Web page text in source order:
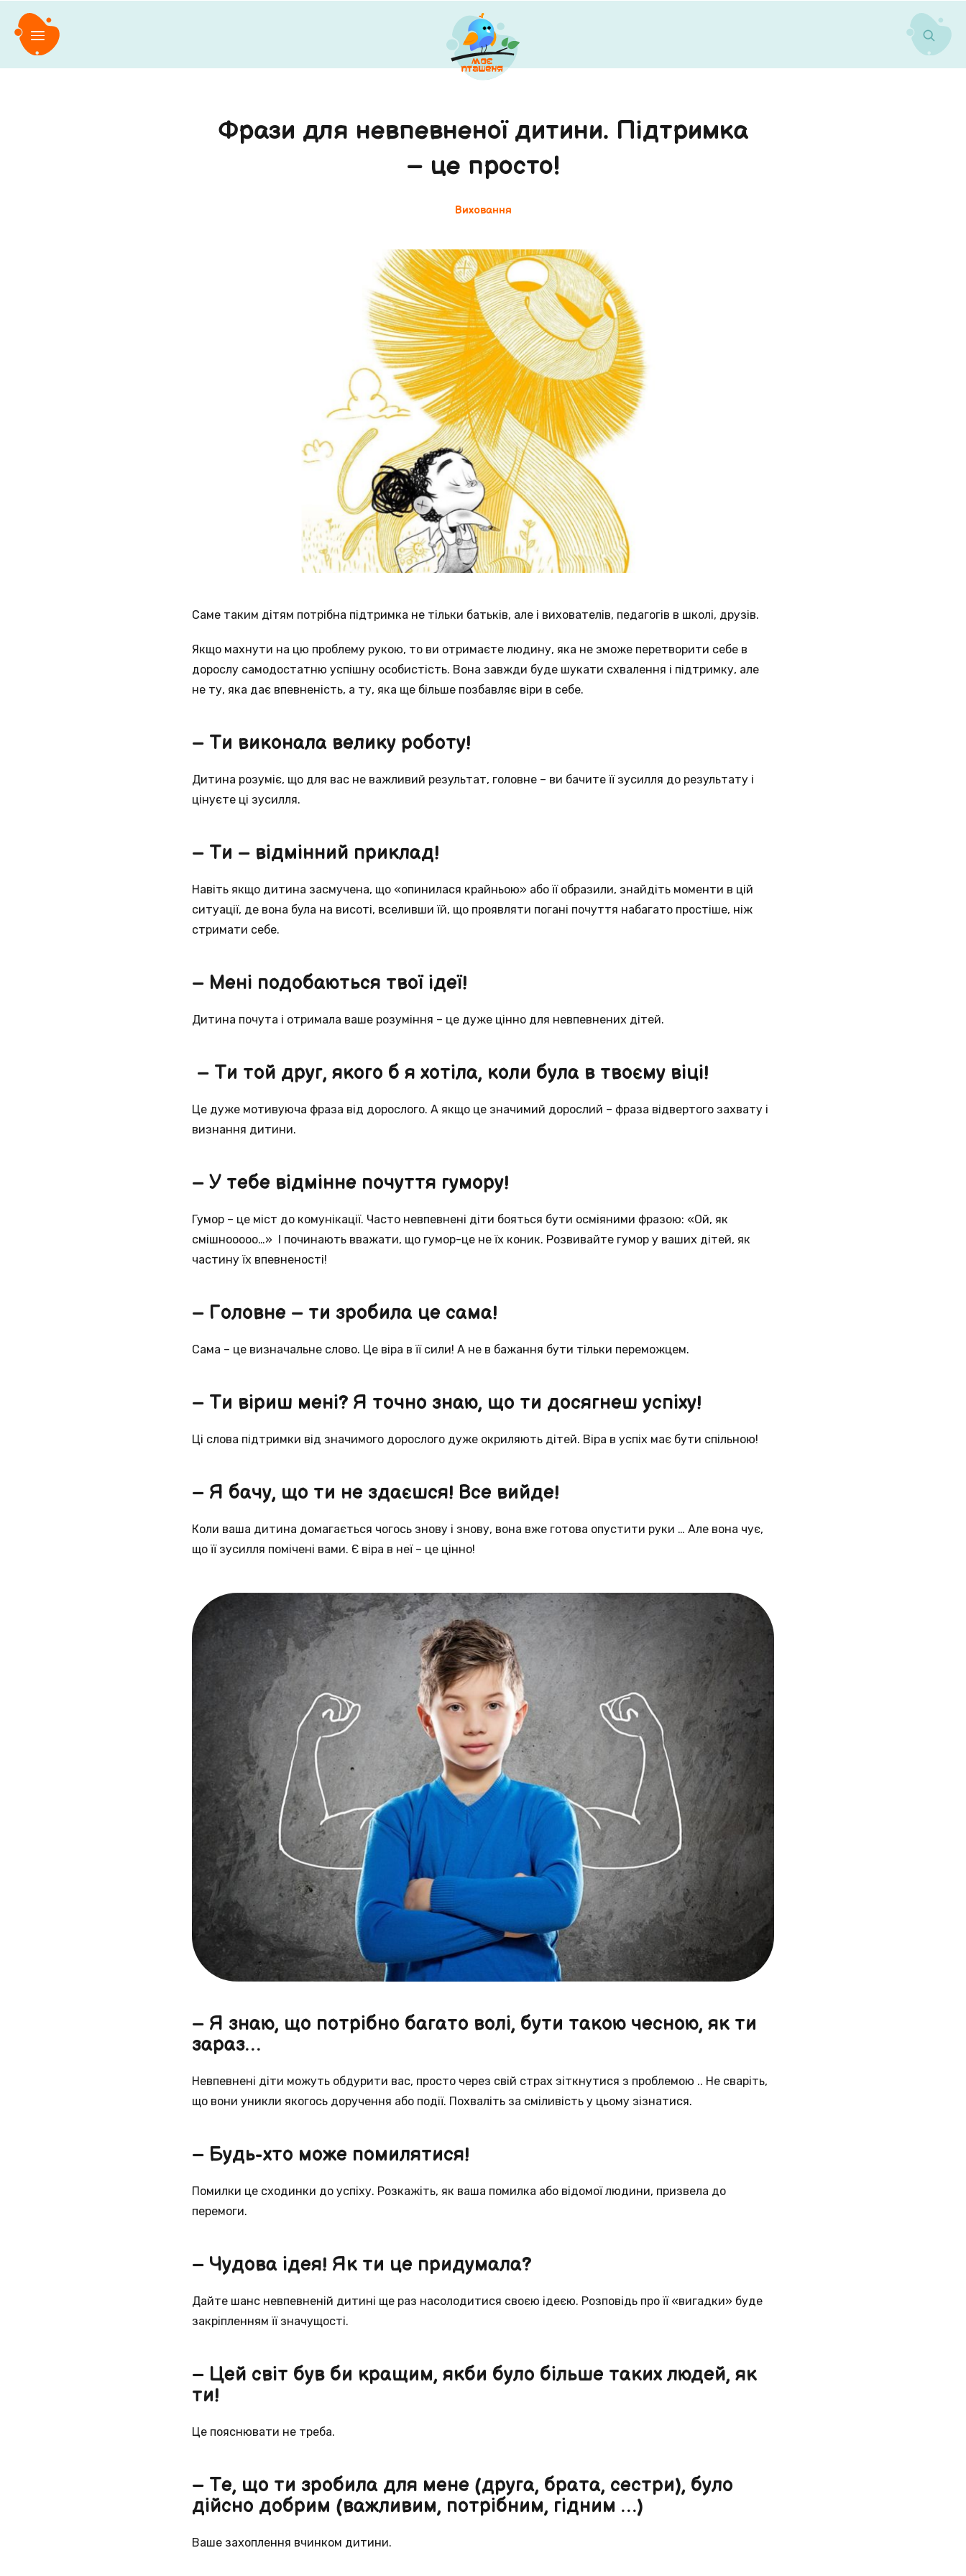
Фрази для невпевненої дитини. Підтримка
– це просто!
Виховання
Саме таким дітям потрібна підтримка не тільки батьків, але і вихователів, педагогів в школі, друзів.
Якщо махнути на цю проблему рукою, то ви отримаєте людину, яка не зможе перетворити себе в
дорослу самодостатню успішну особистість. Вона завжди буде шукати схвалення і підтримку, але
не ту, яка дає впевненість, а ту, яка ще більше позбавляє віри в себе.
– Ти виконала велику роботу!
Дитина розуміє, що для вас не важливий результат, головне – ви бачите її зусилля до результату і
цінуєте ці зусилля.
– Ти – відмінний приклад!
Навіть якщо дитина засмучена, що «опинилася крайньою» або її образили, знайдіть моменти в цій
ситуації, де вона була на висоті, вселивши їй, що проявляти погані почуття набагато простіше, ніж
стримати себе.
– Мені подобаються твої ідеї!
Дитина почута і отримала ваше розуміння – це дуже цінно для невпевнених дітей.
– Ти той друг, якого б я хотіла, коли була в твоєму віці!
Це дуже мотивуюча фраза від дорослого. А якщо це значимий дорослий – фраза відвертого захвату і
визнання дитини.
– У тебе відмінне почуття гумору!
Гумор – це міст до комунікації. Часто невпевнені діти бояться бути осміяними фразою: «Ой, як
смішнооооо…» І починають вважати, що гумор-це не їх коник. Розвивайте гумор у ваших дітей, як
частину їх впевненості!
– Головне – ти зробила це сама!
Сама – це визначальне слово. Це віра в її сили! А не в бажання бути тільки переможцем.
– Ти віриш мені? Я точно знаю, що ти досягнеш успіху!
Ці слова підтримки від значимого дорослого дуже окриляють дітей. Віра в успіх має бути спільною!
– Я бачу, що ти не здаєшся! Все вийде!
Коли ваша дитина домагається чогось знову і знову, вона вже готова опустити руки … Але вона чує,
що її зусилля помічені вами. Є віра в неї – це цінно!
– Я знаю, що потрібно багато волі, бути такою чесною, як ти
зараз…
Невпевнені діти можуть обдурити вас, просто через свій страх зіткнутися з проблемою .. Не сваріть,
що вони уникли якогось доручення або події. Похваліть за сміливість у цьому зізнатися.
– Будь-хто може помилятися!
Помилки це сходинки до успіху. Розкажіть, як ваша помилка або відомої людини, призвела до
перемоги.
– Чудова ідея! Як ти це придумала?
Дайте шанс невпевненій дитині ще раз насолодитися своєю ідеєю. Розповідь про її «вигадки» буде
закріпленням її значущості.
– Цей світ був би кращим, якби було більше таких людей, як
ти!
Це пояснювати не треба.
– Те, що ти зробила для мене (друга, брата, сестри), було
дійсно добрим (важливим, потрібним, гідним …)
Ваше захоплення вчинком дитини.